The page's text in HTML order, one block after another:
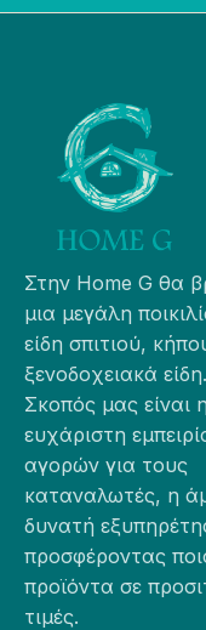
Στην Home G θα
μια μεγάλη
είδη σπιτιού,
ξενοδοχειακά είδη.
Σκοπός μας είναι η
ευχάριστη
αγορών για τους
καταναλωτές, η
δυνατή
προσφέροντας
προϊόντα σε
τιμές.